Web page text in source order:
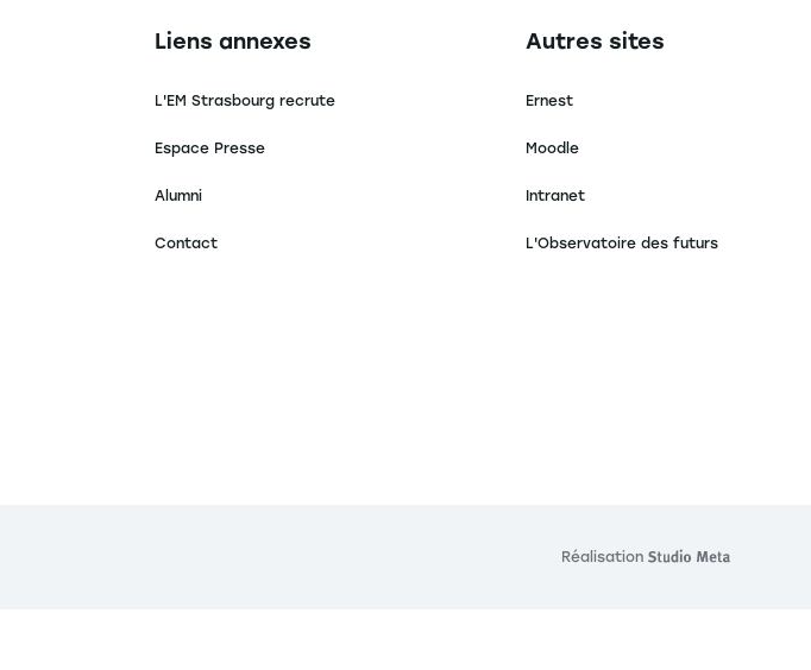
Navigation secondaire footer
Liens annexes
L'EM Strasbourg recrute
Espace Presse
Alumni
Contact
Navigation tertiaire footer
Autres sites
Ernest
Moodle
Intranet
L'Observatoire des futurs
Réalisation